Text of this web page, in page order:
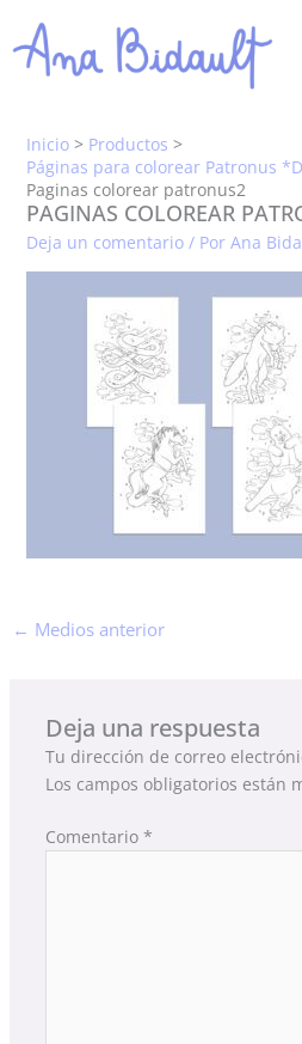
contenido
Inicio
Productos
Páginas para colorear Patronus
Paginas colorear patronus2
PAGINAS COLOREAR
Deja un comentario / Por Ana
← Medios anterior
Deja una respuesta
Tu dirección de correo
Los campos obligatorios están
Comentario *